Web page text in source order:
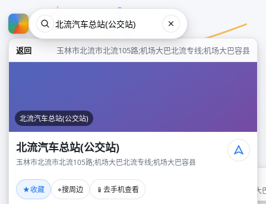
返回 玉林市北流市北流105路;机场大巴北流专线;机场大巴容县
北流汽车总站(公交站)
北流汽车总站(公交站)
玉林市北流市北流105路;机场大巴北流专线;机场大巴容县
★收藏 ⌖搜周边 📱 去手机查看 玉林市北流市北流105路;机场